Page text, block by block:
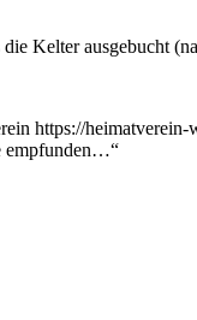
Kelter ausgebucht
https://
empfunden…“